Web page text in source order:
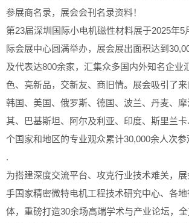
参展商名录，展会会刊名录资料！
第23届深圳国际小电机磁性材料展于2025年5
际会展中心圆满举办，展会展出面积达到
及代表达800余家，汇集众多国内外知名企业
色、亮新品，交新友、商旧情。展会吸引了来
韩国、美国、俄罗斯、德国、波兰、丹麦、
其、巴基斯坦、阿尔及利亚、印度、斯里兰
个国家和地区的专业观众累计30,000余人次参
.
为搭建深度交流平台、攻克行业技术难关，
手国家精密微特电机工程技术研究中心、各
体，重磅打造30余场高端学术与产业论坛，